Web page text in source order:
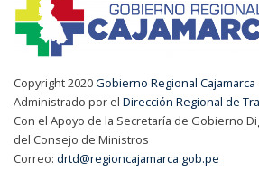
Copyright 2020Gobierno Regional Cajamarca
Administrado por el Dirección Regional de
Con el Apoyo de la Secretaría de Gobierno
del Consejo de Ministros
Correo: drtd@regioncajamarca.gob.pe